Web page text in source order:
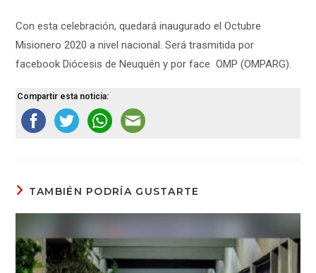
Con esta celebración, quedará inaugurado el Octubre
Misionero 2020 a nivel nacional. Será trasmitida por
facebook Diócesis de Neuquén y por face OMP (OMPARG).
Compartir esta noticia:
TAMBIÉN PODRÍA GUSTARTE